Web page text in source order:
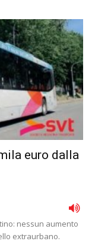
euro dalla
nessun aumento
extraurbano.